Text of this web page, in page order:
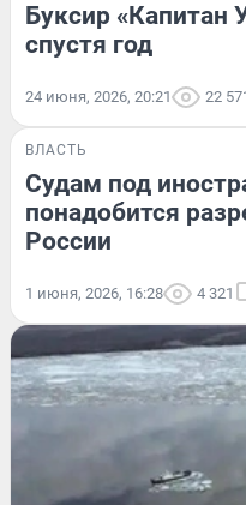
Буксир «Капитан
спустя год
24 июня, 2026, 20:21 22
ВЛАСТЬ
Судам под
понадобится
России
1 июня, 2026, 16:28 4 321